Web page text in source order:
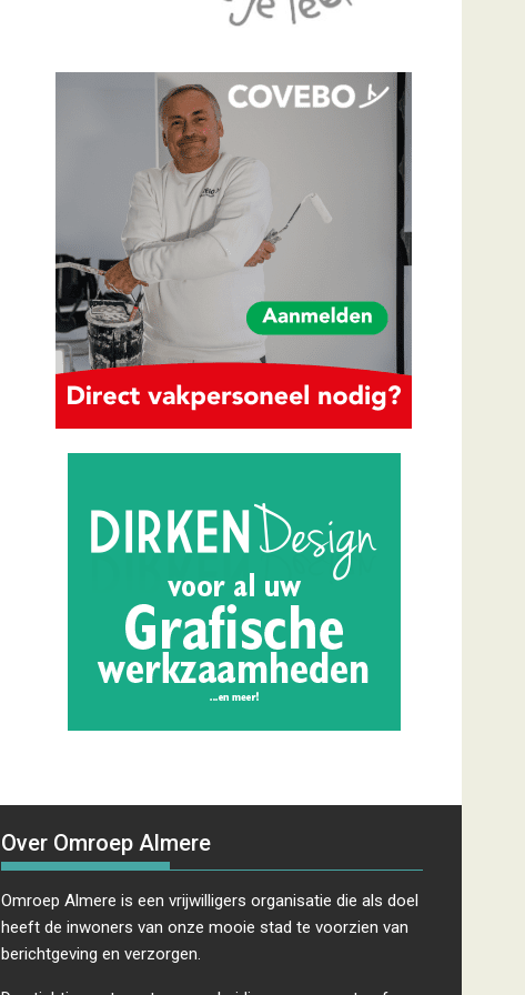
Over Omroep Almere
Omroep Almere is een vrijwilligers organisatie die als doel
heeft de inwoners van onze mooie stad te voorzien van
berichtgeving en verzorgen.